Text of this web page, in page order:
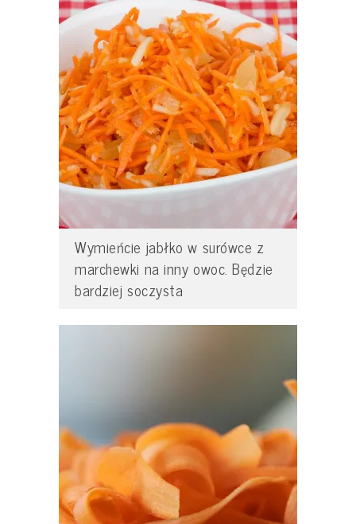
Wymieńcie jabłko w surówce z
marchewki na inny owoc. Będzie
bardziej soczysta